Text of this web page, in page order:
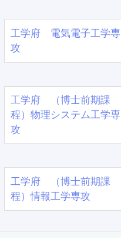
工学府 電気電子工学専
攻
工学府 （博士前期課
程）物理システム工学専
攻
工学府 （博士前期課
程）情報工学専攻